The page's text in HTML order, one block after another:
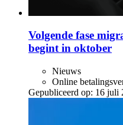
Volgende fase
begint in oktober
Nieuws
Online
Gepubliceerd op: 16 juli